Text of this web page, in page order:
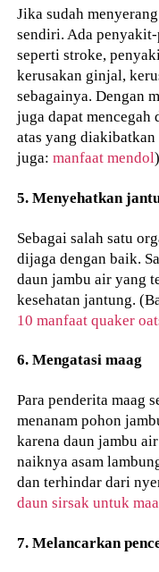
Jika sudah
sendiri. Ada
seperti stroke,
kerusakan ginjal,
sebagainya. Dengan
juga dapat
atas yang
juga:manfaat mendol)
5. Menyehatkan
Sebagai salah satu
dijaga dengan baik.
daun jambu air yang
kesehatan jantung.
10 manfaat quaker
6. Mengatasi maag
Para penderita maag
menanam pohon
karena daun jambu
naiknya asam
dan terhindar dari
daun sirsak untuk
7. Melancarkan